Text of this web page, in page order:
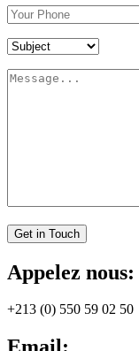
Appelez nous:
+213 (0) 550 59 02 50